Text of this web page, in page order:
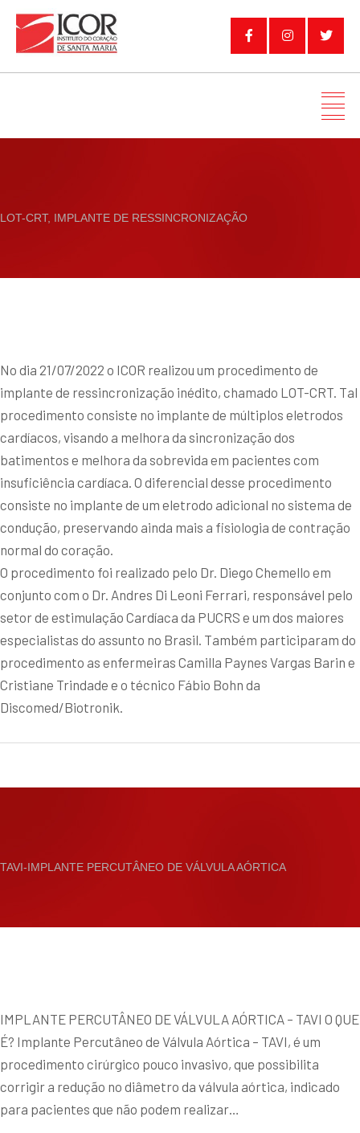
LOT-CRT, IMPLANTE DE RESSINCRONIZAÇÃO
No dia 21/07/2022 o ICOR realizou um procedimento de
implante de ressincronização inédito, chamado LOT-CRT. Tal
procedimento consiste no implante de múltiplos eletrodos
cardíacos, visando a melhora da sincronização dos
batimentos e melhora da sobrevida em pacientes com
insuficiência cardíaca. O diferencial desse procedimento
consiste no implante de um eletrodo adicional no sistema de
condução, preservando ainda mais a fisiologia de contração
normal do coração.
O procedimento foi realizado pelo Dr. Diego Chemello em
conjunto com o Dr. Andres Di Leoni Ferrari, responsável pelo
setor de estimulação Cardíaca da PUCRS e um dos maiores
especialistas do assunto no Brasil. Também participaram do
procedimento as enfermeiras Camilla Paynes Vargas Barin e
Cristiane Trindade e o técnico Fábio Bohn da
Discomed/Biotronik.
TAVI-IMPLANTE PERCUTÂNEO DE VÁLVULA AÓRTICA
IMPLANTE PERCUTÂNEO DE VÁLVULA AÓRTICA – TAVI O QUE
É? Implante Percutâneo de Válvula Aórtica – TAVI, é um
procedimento cirúrgico pouco invasivo, que possibilita
corrigir a redução no diâmetro da válvula aórtica, indicado
para pacientes que não podem realizar…